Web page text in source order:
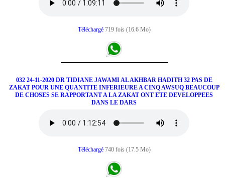
Téléchargé 719 fois (16.6 Mo)
032 24-11-2020 DR TIDIANE JAWAMI AL AKHBAR HADITH 32 PAS DE
ZAKAT POUR UNE QUANTITE INFERIEURE A CINQ AWSUQ BEAUCOUP
DE CHOSES SE RAPPORTANT A LA ZAKAT ONT ETE DEVELOPPEES
DANS LE DARS
Téléchargé 740 fois (17.5 Mo)